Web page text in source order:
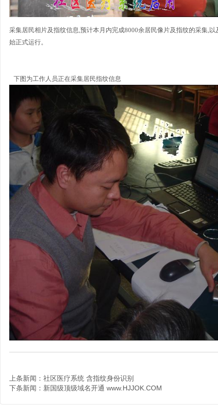
采集居民相片及指纹信息,预计本月内完成8000余居民像片及指纹的采集,
始正式运行。
下图为工作人员正在采集居民指纹信息
上条新闻： 社区医疗系统 含指纹身份识别
下条新闻： 新国级顶级域名开通 www.HJJOK.COM